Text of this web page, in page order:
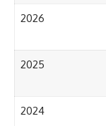
2026
2025
2024